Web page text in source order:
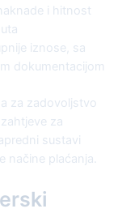
i hitnost
iznose, sa
dokumentacijom
za zadovoljstvo
za
sustavi
načine plaćanja.